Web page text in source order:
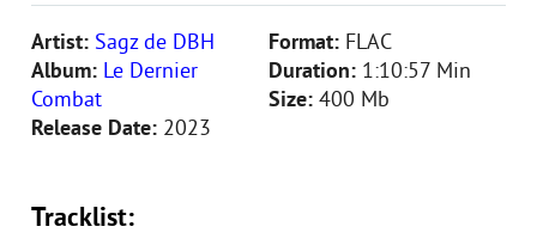
Artist: Sagz de DBH
Album: Le Dernier
Combat
Release Date: 2023
Format: FLAC
Duration: 1:10:57 Min
Size: 400 Mb
Tracklist: